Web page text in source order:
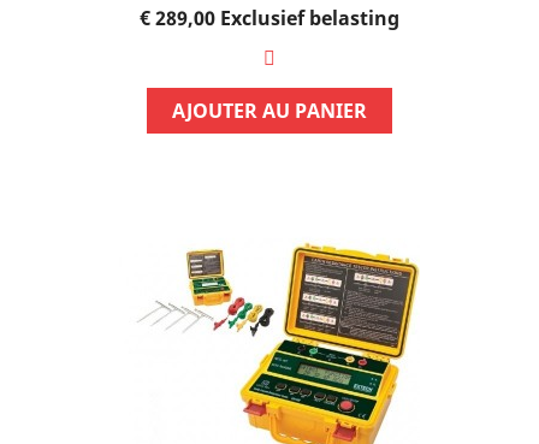
Prijs
€ 289,00 Exclusief belasting
AJOUTER AU PANIER